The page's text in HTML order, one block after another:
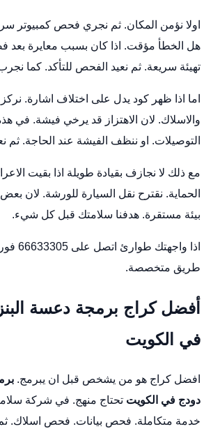
اولا نؤمن المكان. ثم نجري فحص كمبيوتر
هل الخطأ مؤقت. اذا كان بسبب معايرة بعد
تهيئة سريعة. ثم نعيد الفحص للتأكد. كما
اما اذا ظهر كود يدل على اختلاف اشارة.
والاسلاك. لان الاهتزاز قد يرخي فيشة. في
التوصيلات. او ننظف الفيشة عند الحاجة. ثم
مع ذلك لا نجازف بقيادة طويلة اذا بقيت
الحماية. نقترح نقل السيارة للورشة. لان بعض
بيئة مستقرة. هدفنا سلامتك قبل كل شيء.
اذا
طريق متخصصة.
أفضل كراج برمجة دعسة
في الكويت
افضل كراج هو من يشخص قبل ان يبرمج.
دودج في الكويت تحتاج منهج. في شركة
خدمة متكاملة. فحص بيانات. فحص اسلاك.